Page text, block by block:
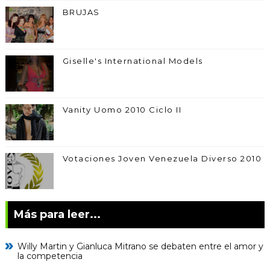
BRUJAS
Giselle's International Models
Vanity Uomo 2010 Ciclo II
Votaciones Joven Venezuela Diverso 2010
Más para leer...
Willy Martin y Gianluca Mitrano se debaten entre el amor y
la competencia